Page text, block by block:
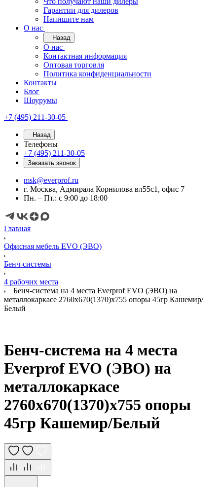
Гарантии для дилеров
Напишите нам
О нас
Назад
О нас
Контактная информация
Оптовая торговля
Политика конфиденциальности
Контакты
Блог
Шоурумы
+7 (495) 211-30-05
Назад
Телефоны
+7 (495) 211-30-05
Заказать звонок
msk@everprof.ru
г. Москва, Адмирала Корнилова вл55с1, офис 7
Пн. – Пт.: с 9:00 до 18:00
Главная
Офисная мебель EVO (ЭВО)
Бенч-системы
4 рабочих места
Бенч-система на 4 места Everprof EVO (ЭВО) на
металлокаркасе 2760х670(1370)x755 опоры 45гр Кашемир/
Белый
Бенч-система на 4 места
Everprof EVO (ЭВО) на
металлокаркасе
2760х670(1370)x755 опоры
45гр Кашемир/Белый